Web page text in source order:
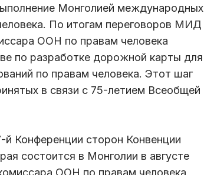
Монголией международных
По итогам переговоров МИД
ООН по правам человека
по разработке дорожной карты для
по правам человека. Этот шаг
в связи с 75-летием Всеобщей
Конференции сторон Конвенции
состоится в Монголии в августе
ООН по правам человека